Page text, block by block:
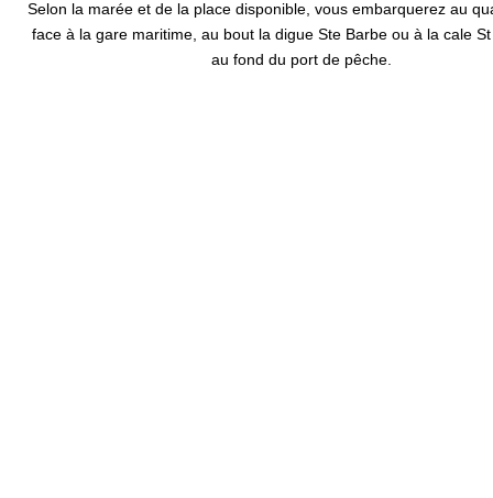
Selon la marée et de la place disponible, vous embarquerez au
face à la gare maritime, au bout la digue Ste Barbe ou à la cale
au fond du port de pêche.